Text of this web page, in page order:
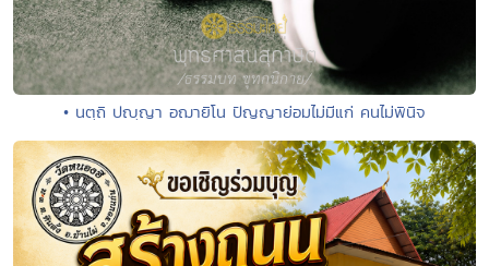
• นตฺถิ ปญฺญา อฌายิโน ปัญญาย่อมไม่มีแก่ คนไม่พินิจ